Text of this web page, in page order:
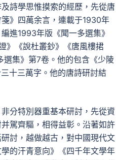
詩學思惟摸索的經歷，先從唐
》四萬余言，連載于1930年
進1993年版《聞一多選集》
》《說杜叢鈔》《唐風樓捃
集》第7卷。他的包含《少陵
十三萬字。他的唐詩研討結
分特別器重基本研討，先從資
駕齊驅，相得益彰。沿著如許
討，越做越古，對中國現代文
的汗青意向》《四千年文學年